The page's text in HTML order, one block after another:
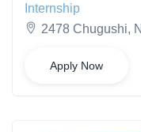
Internship
2478 Chugushi,
Apply Now